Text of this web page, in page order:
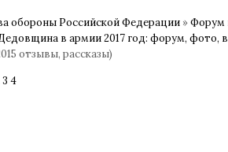
обороны Российской Федерации »Форум
в армии 2017 год: форум, фото,
отзывы, рассказы)
3 4